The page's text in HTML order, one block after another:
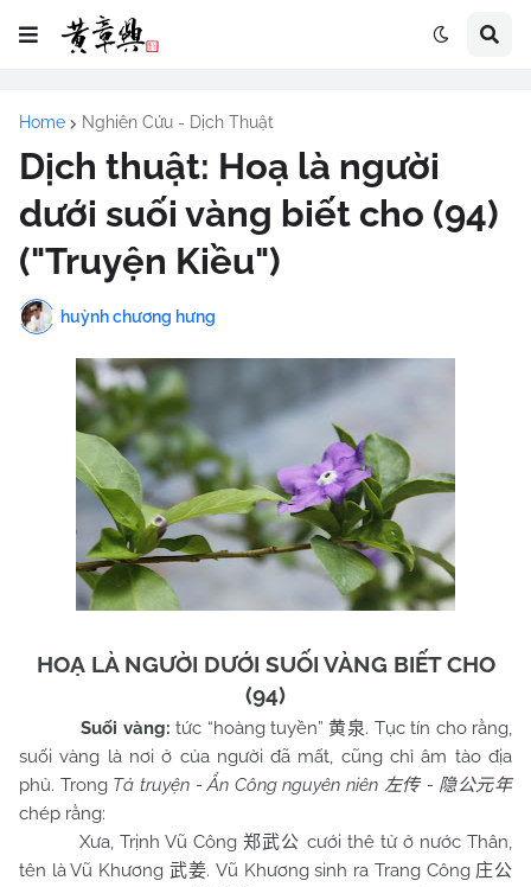
Home Nghiên Cứu - Dịch Thuật
Dịch thuật: Hoạ là người
dưới suối vàng biết cho (94)
("Truyện Kiều")
huỳnh chương hưng
HOẠ LÀ NGƯỜI DƯỚI SUỐI VÀNG BIẾT CHO
(94)
Suối vàng:tức “hoàng tuyền”黄泉. Tục tín cho rằng,
suối vàng là nơi ở của người đã mất, cũng chỉ âm tào địa
phủ. Trong Tả truyện - Ẩn Công nguyên niên 左传- 隐公元年
chép rằng:
Xưa, Trịnh Vũ Công郑武公 cưới thê tử ở nước Thân,
tên là Vũ Khương 武姜. Vũ Khương sinh ra Trang Công 庄公